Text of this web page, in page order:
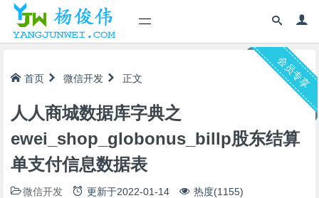
会员专享
首页 微信开发 正文
人人商城数据库字典之
ewei_shop_globonus_billp股东结算
单支付信息数据表
微信开发 更新于2022-01-14 热度(1155)